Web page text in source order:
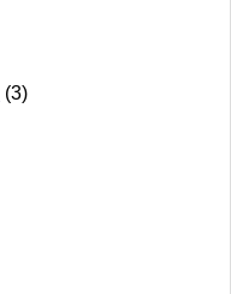
(3)